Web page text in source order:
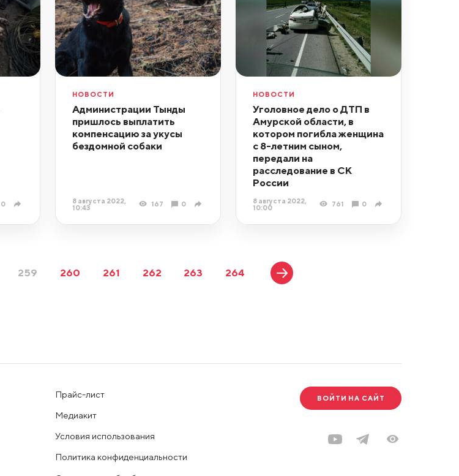
0
НОВОСТИ
Администрации Тынды
пришлось выплатить
компенсацию за укусы
бездомной собаки
8 августа 2022,
10:43
167 0
НОВОСТИ
Уголовное дело о ДТП в
Амурской области, в
котором погибла женщина
с 8-летним сыном,
передали на
расследование в СК
России
8 августа 2022,
10:00
761 0
259 260 261 262 263 264
Прайс-лист
Медиакит
Условия использования
Политика конфиденциальности
ВОЙТИ НА САЙТ